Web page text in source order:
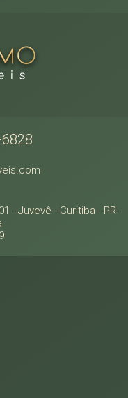
- Juvevê - Curitiba - PR -